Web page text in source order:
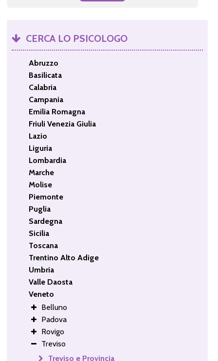
CERCA LO PSICOLOGO
Abruzzo
Basilicata
Calabria
Campania
Emilia Romagna
Friuli Venezia Giulia
Lazio
Liguria
Lombardia
Marche
Molise
Piemonte
Puglia
Sardegna
Sicilia
Toscana
Trentino Alto Adige
Umbria
Valle Daosta
Veneto
Belluno
Padova
Rovigo
Treviso
Treviso e Provincia